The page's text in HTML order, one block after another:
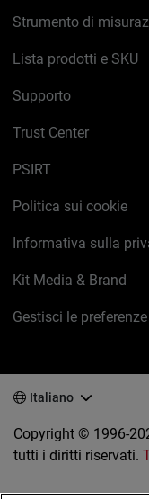
Strumento di
Lista prodotti e SKU
Supporto
Trust Center
PSIRT
Politica sui cookie
Informativa sulla
Kit Media & Brand
Gestisci le
Italiano
Copyright © 1996-
tutti i diritti riservati.